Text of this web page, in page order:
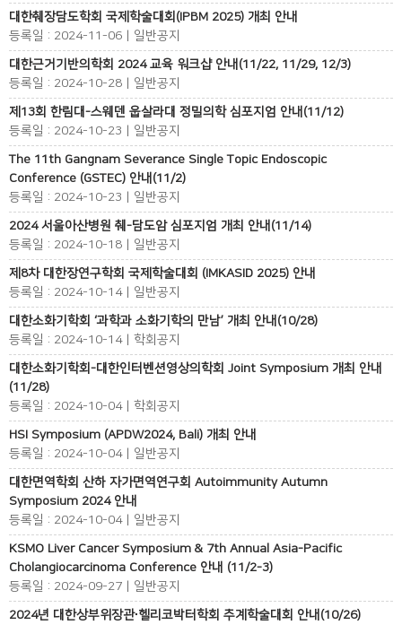
대한췌장담도학회 국제학술대회(IPBM 2025) 개최 안내
등록일 : 2024-11-06 | 일반공지
대한근거기반의학회 2024 교육 워크샵 안내(11/22, 11/29, 12/3)
등록일 : 2024-10-28 | 일반공지
제13회 한림대-스웨덴 웁살라대 정밀의학 심포지엄 안내(11/12)
등록일 : 2024-10-23 | 일반공지
The 11th Gangnam Severance Single Topic Endoscopic
Conference (GSTEC) 안내(11/2)
등록일 : 2024-10-23 | 일반공지
2024 서울아산병원 췌-담도암 심포지엄 개최 안내(11/14)
등록일 : 2024-10-18 | 일반공지
제8차 대한장연구학회 국제학술대회 (IMKASID 2025) 안내
등록일 : 2024-10-14 | 일반공지
대한소화기학회 ‘과학과 소화기학의 만남’ 개최 안내(10/28)
등록일 : 2024-10-14 | 학회공지
대한소화기학회-대한인터벤션영상의학회 Joint Symposium 개최 안내
(11/28)
등록일 : 2024-10-04 | 학회공지
HSI Symposium (APDW2024, Bali) 개최 안내
등록일 : 2024-10-04 | 일반공지
대한면역학회 산하 자가면역연구회 Autoimmunity Autumn
Symposium 2024 안내
등록일 : 2024-10-04 | 일반공지
KSMO Liver Cancer Symposium & 7th Annual Asia-Pacific
Cholangiocarcinoma Conference 안내 (11/2-3)
등록일 : 2024-09-27 | 일반공지
2024년 대한상부위장관∙헬리코박터학회 추계학술대회 안내(10/26)